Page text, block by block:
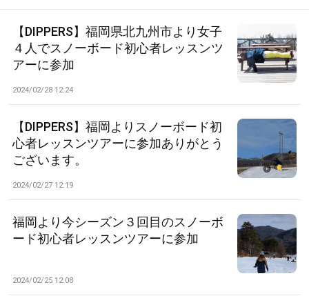
【DIPPERS】福岡県北九州市より女子
４人でスノーボード初心者レッスンツ
アーに参加
2024/02/28 12:24
【DIPPERS】福岡よりスノーボード初
心者レッスンツアーに参加ありがとう
ございます。
2024/02/27 12:19
福岡より今シーズン３回目のスノーボ
ード初心者レッスンツアーに参加
2024/02/25 12:08